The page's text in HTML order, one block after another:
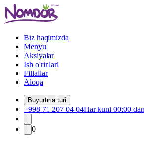
Biz haqimizda
Menyu
Aksiyalar
Ish o'rinlari
Filiallar
Aloqa
Buyurtma turi
+998 71 207 04 04Har kuni 00:00
0